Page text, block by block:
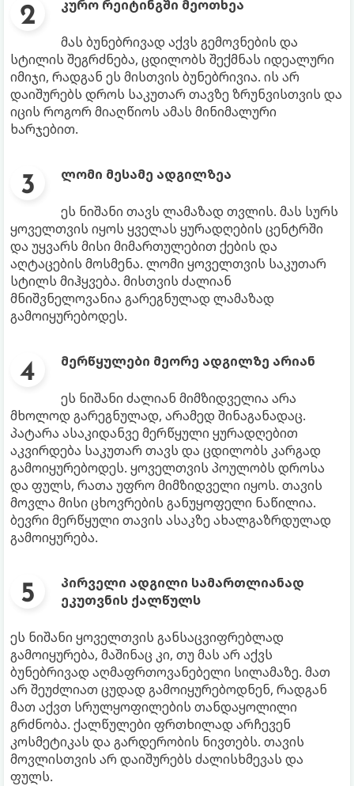
კურო რეიტინგში მეოთხეა
მას ბუნებრივად აქვს გემოვნების და
სტილის შეგრძნება, ცდილობს შექმნას იდეალური
იმიჯი, რადგან ეს მისთვის ბუნებრივია. ის არ
დაიშურებს დროს საკუთარ თავზე ზრუნვისთვის და
იცის როგორ მიაღწიოს ამას მინიმალური
ხარჯებით.
ლომი მესამე ადგილზეა
ეს ნიშანი თავს ლამაზად თვლის. მას სურს
ყოველთვის იყოს ყველას ყურადღების ცენტრში
და უყვარს მისი მიმართულებით ქების და
აღტაცების მოსმენა. ლომი ყოველთვის საკუთარ
სტილს მიჰყვება. მისთვის ძალიან
მნიშვნელოვანია გარეგნულად ლამაზად
გამოიყურებოდეს.
მერწყულები მეორე ადგილზე არიან
ეს ნიშანი ძალიან მიმზიდველია არა
მხოლოდ გარეგნულად, არამედ შინაგანადაც.
პატარა ასაკიდანვე მერწყული ყურადღებით
აკვირდება საკუთარ თავს და ცდილობს კარგად
გამოიყურებოდეს. ყოველთვის პოულობს დროსა
და ფულს, რათა უფრო მიმზიდველი იყოს. თავის
მოვლა მისი ცხოვრების განუყოფელი ნაწილია.
ბევრი მერწყული თავის ასაკზე ახალგაზრდულად
გამოიყურება.
პირველი ადგილი სამართლიანად
ეკუთვნის ქალწულს
ეს ნიშანი ყოველთვის განსაცვიფრებლად
გამოიყურება, მაშინაც კი, თუ მას არ აქვს
ბუნებრივად აღმაფრთოვანებელი სილამაზე. მათ
არ შეუძლიათ ცუდად გამოიყურებოდნენ, რადგან
მათ აქვთ სრულყოფილების თანდაყოლილი
გრძნობა. ქალწულები ფრთხილად არჩევენ
კოსმეტიკას და გარდერობის ნივთებს. თავის
მოვლისთვის არ დაიშურებს ძალისხმევას და
ფულს.